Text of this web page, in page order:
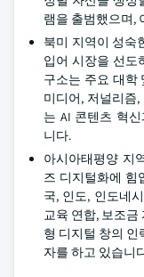
램을 출범했으며,
북미 지역이 성숙
입어 시장을 선도
구소는 주요 대학
미디어, 저널리즘
는 AI 콘텐츠 혁
니다.
아시아태평양 지
즈 디지털화에 힘
국, 인도, 인도네
교육 연합, 보조금
형 디지털 창의 인
자를 하고 있습니